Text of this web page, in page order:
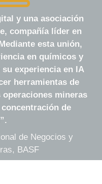
y una asociación
compañía líder en
esta unión,
en químicos y
experiencia en IA
y digitalización, para ofrecer herramientas de
mineras
de
de Negocios y
BASF